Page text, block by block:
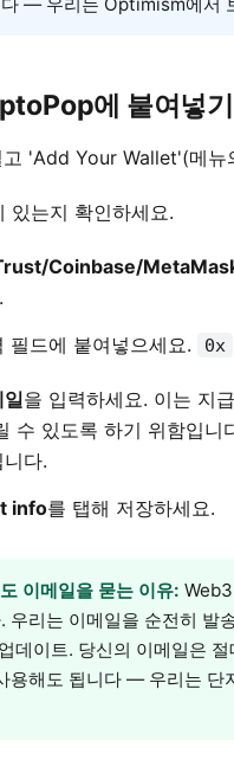
에 붙여넣기
고 'Add Your Wallet'(메뉴
있는지 확인하세요.
Coinbase/
필드에 붙여넣으세요.
0x
을 입력하세요. 이는 지
수 있도록 하기 위함입
다.
info를 탭해 저장하세요.
이메일을 묻는 이유:
우리는 이메일을 순전히 발
데이트. 당신의 이메일은
용해도 됩니다 — 우리는 단